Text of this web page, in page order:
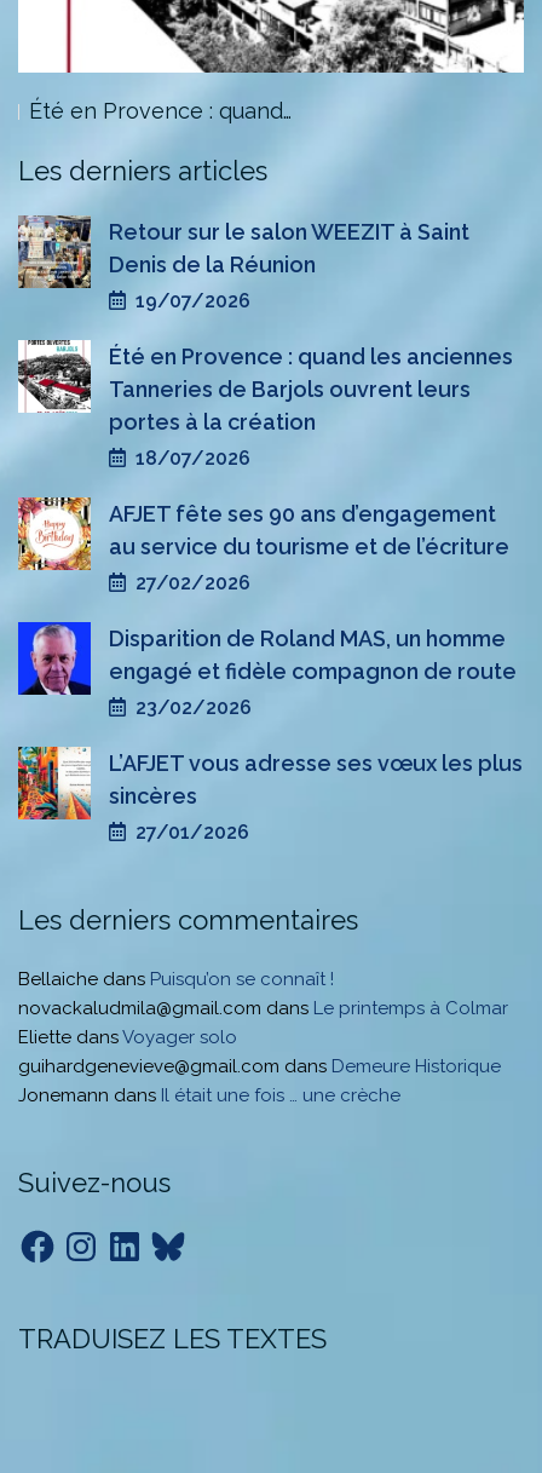
Été en Provence : quand…
Les derniers articles
Retour sur le salon WEEZIT à Saint
Denis de la Réunion
19/07/2026
Été en Provence : quand les anciennes
Tanneries de Barjols ouvrent leurs
portes à la création
18/07/2026
AFJET fête ses 90 ans d’engagement
au service du tourisme et de l’écriture
27/02/2026
Disparition de Roland MAS, un homme
engagé et fidèle compagnon de route
23/02/2026
L’AFJET vous adresse ses vœux les plus
sincères
27/01/2026
Les derniers commentaires
Bellaiche dans Puisqu’on se connaît !
novackaludmila@gmail.com dans Le printemps à Colmar
Eliette dansVoyager solo
guihardgenevieve@gmail.com dans Demeure Historique
Jonemann dans Il était une fois … une crèche
Suivez-nous
FacebookInstagramLinkedInBluesky
TRADUISEZ LES TEXTES